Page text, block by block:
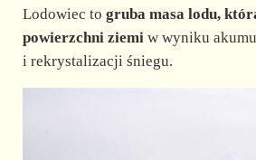
Lodowiec to gruba masa lodu,
powierzchni ziemiw wyniku
i rekrystalizacji śniegu.